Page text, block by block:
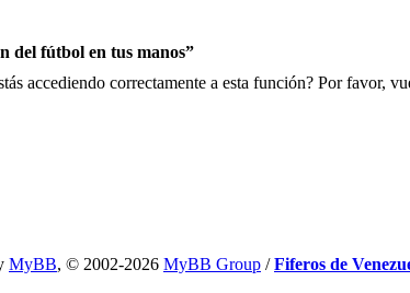
del fútbol en tus manos”
accediendo correctamente a esta función? Por favor,
MyBB, © 2002-2026 MyBB Group /Fiferos de